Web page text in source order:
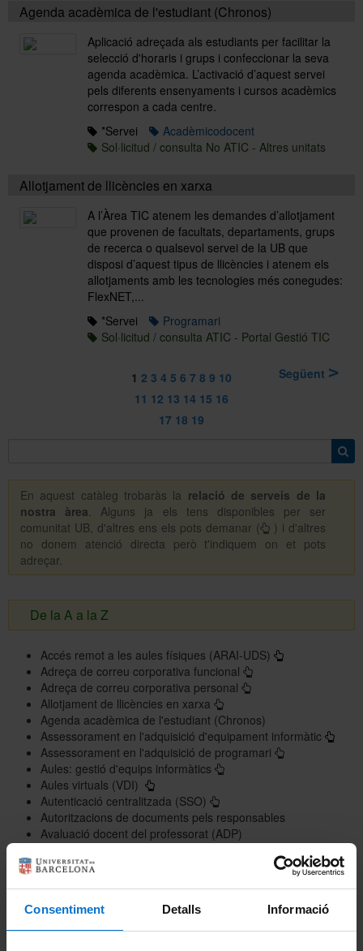
Consentiment Detalls Informació
Agenda acadèmica de l'estudiant (Chronos)
Aplicació adreçada als estudiants per facilitar la
selecció d'horaris i grups i confeccionar la seva
agenda acadèmica. L’activació d’aquest servei
pels diferents ensenyaments i cursos acadèmics
correspon a cada centre.
*Servei
Acadèmicodocent
Sol·licitud / consulta No ATIC - Altres unitats
Allotjament de llicències en xarxa
A l’Àrea TIC atenem les demandes d’allotjament
que provenen de facultats, departaments, grups
de recerca o qualsevol servei de la UB que
disposi d’aquest tipus de llicències i atenem els
allotjaments amb les tecnologies més conegudes:
FlexNET,...
*Servei
Programari
Sol·licitud / consulta ATIC - Portal Gestió TIC
1 2 3 4 5 6 7 8 9 10
11 12 13 14 15 16
17 18 19
Següent
En aquest catàleg trobaràs la relació de serveis de la
nostra àrea. Alguns ja els tens disponibles per ser
comunitat UB, d'altres ens els pots demanar (
) i d'altres
no donem atenció directa però t'indiquem on et pots
adreçar.
De la A a la Z
Accés remot a les aules físiques (ARAI-UDS)
Adreça de correu corporativa funcional
Adreça de correu corporativa personal
Allotjament de llicències en xarxa
Agenda acadèmica de l'estudiant (Chronos)
Assessorament en l'adquisició d'equipament informàtic
Assessorament en l'adquisició de programari
Aules: gestió d'equips informàtics
Aules virtuals (VDI)
Autenticació centralitzada (SSO)
Autoritzacions de documents pels responsables
Avaluació docent del professorat (ADP)
Campus Virtual - Entorn d'aprenentatge en línia
Catàleg de programari
Centre de digitalització (CEDI)